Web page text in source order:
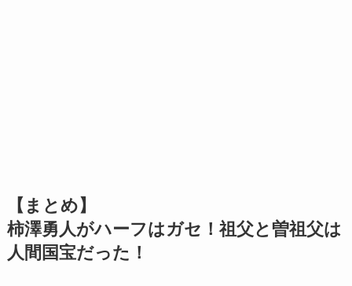
【まとめ】
柿澤勇人がハーフはガセ！祖父と曽祖父は
人間国宝だった！